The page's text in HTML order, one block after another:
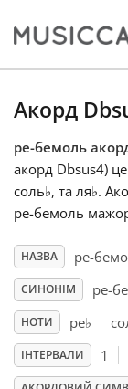
Български
Dansk
Deutsch
English
Акорд
ре-бемоль
акорд Dbsus4)
соль♭, та ля♭.
ре-бемоль
НАЗВА ре-
СИНОНІМ ре-
НОТИ ре♭
ІНТЕРВАЛИ 1